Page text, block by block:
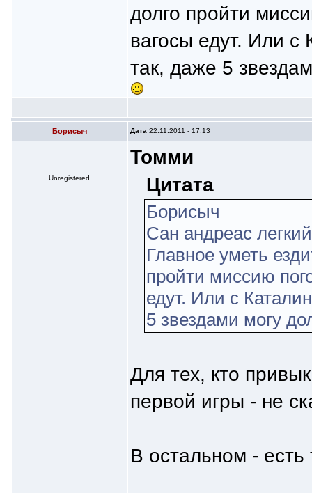
долго пройти
вагосы едут. Или с
так, даже 5
Борисыч Дата 22.11.2011 - 17:13
Unregistered
Томми
Цитата
Борисыч
Сан андреас
Главное уметь
пройти миссию
едут. Или с
5 звездами могу
Для тех, кто
первой игры - не
В остальном -